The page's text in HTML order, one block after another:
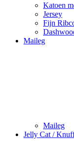
Katoen
Jersey
Fijn
Maileg
Maileg
Jelly Cat /